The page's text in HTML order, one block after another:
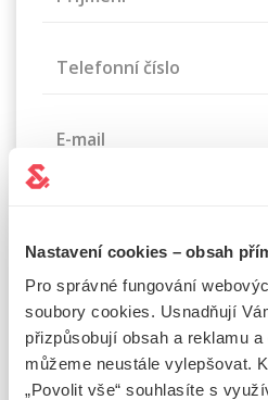
Nastavení cookies – obsah
Pro správné fungování
soubory cookies. Usnadňují
přizpůsobují obsah a reklamu
můžeme neustále vylepšovat.
„Povolit vše“ souhlasíte s
Telefonní číslo
E-mail